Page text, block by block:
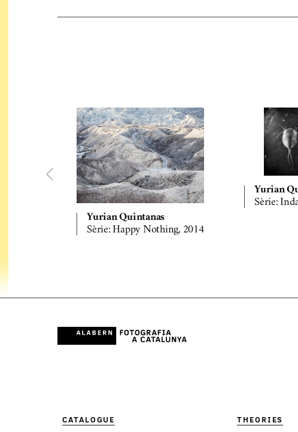
Yurian Quintanas
Sèrie: Happy Nothing, 2014
Yurian
Sèrie:
CATALOGUE THEORIES